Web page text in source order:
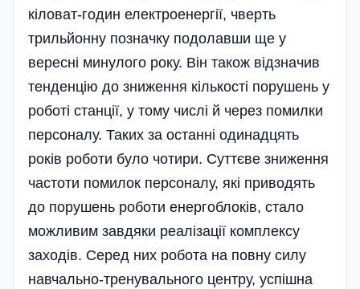
кіловат-годин електроенергії, чверть
трильйонну позначку подолавши ще у
вересні минулого року. Він також відзначив
тенденцію до зниження кількості порушень у
роботі станції, у тому числі й через помилки
персоналу. Таких за останні одинадцять
років роботи було чотири. Суттєве зниження
частоти помилок персоналу, які приводять
до порушень роботи енергоблоків, стало
можливим завдяки реалізації комплексу
заходів. Серед них робота на повну силу
навчально-тренувального центру, успішна